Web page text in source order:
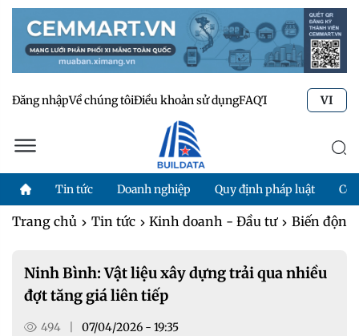
Đăng nhậpVề chúng tôiĐiều khoản sử dụngFAQTư vấn kỹ thuật
VI
Tin tức Doanh nghiệp Quy định pháp luật
Trang chủ Tin tức Kinh doanh - Đầu tư Biến động
Ninh Bình: Vật liệu xây dựng trải qua nhiều
đợt tăng giá liên tiếp
494 07/04/2026 - 19:35